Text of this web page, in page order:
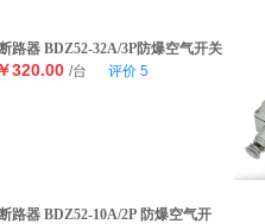
路器 BDZ52-32A/3P防爆空气开关
￥320.00 /台 评价 5
路器 BDZ52-10A/2P 防爆空气开